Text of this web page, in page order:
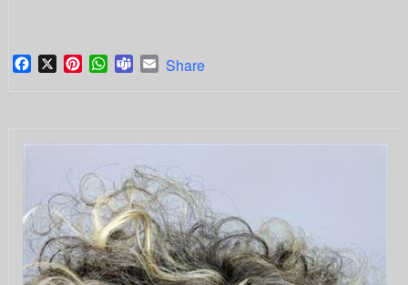
Facebook
X PinterestWhatsApp
TeamsEmail
Share